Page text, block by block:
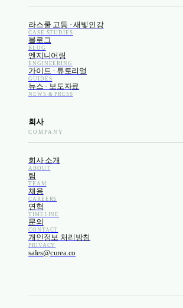
라스쿨 고등 · 새빛인강
CASE STUDIES
블로그
BLOG
엔지니어링
ENGINEERING
가이드 · 튜토리얼
GUIDES
뉴스 · 보도자료
NEWS & PRESS
회사
COMPANY
회사 소개
ABOUT
팀
TEAM
채용
CAREERS
연혁
TIMELINE
문의
CONTACT
개인정보 처리방침
PRIVACY
sales@curea.co